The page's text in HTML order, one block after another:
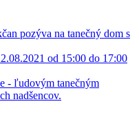
pozýva na tanečný dom s
od 15:00 do 17:00
- ľudovým tanečným
nadšencov.